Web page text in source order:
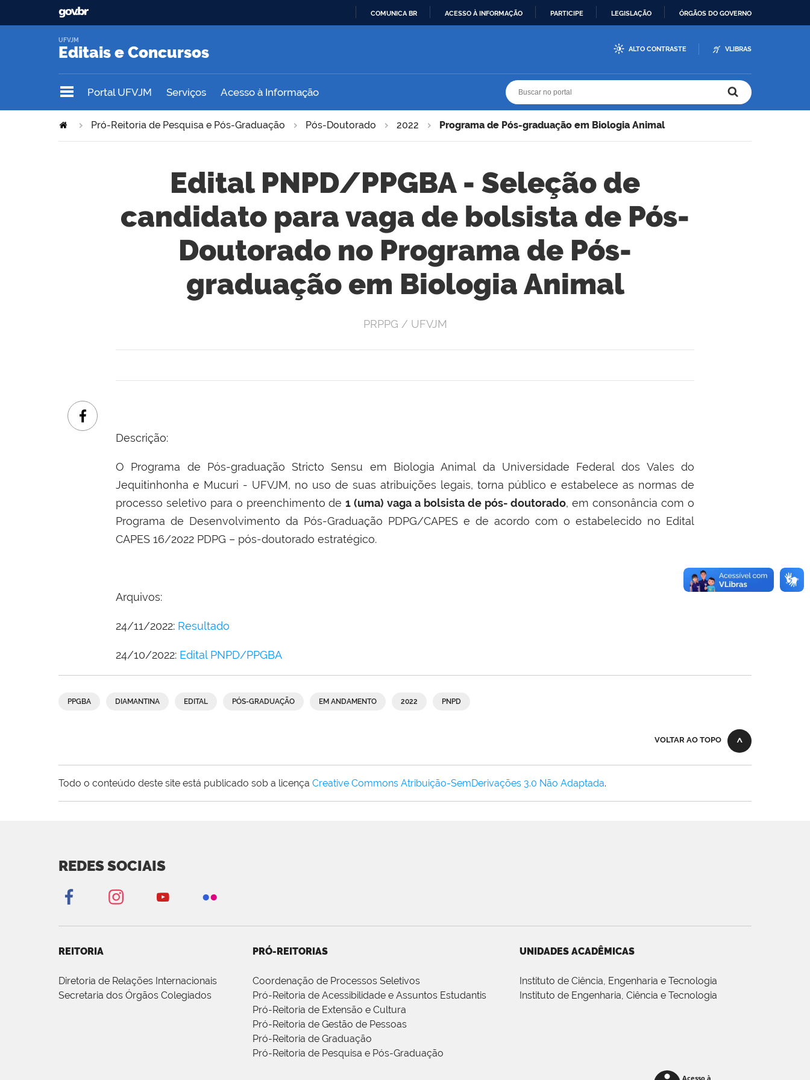
COMUNICA BR ACESSO À INFORMAÇÃO PARTICIPE LEGISLAÇÃO ÓRGÃOS DO GOVERNO
Editais e Concursos
UFVJM
ALTO CONTRASTE VLIBRAS
Portal UFVJM Serviços Acesso à Informação
Pró-Reitoria de Pesquisa e Pós-Graduação Pós-Doutorado 2022 Programa de Pós-graduação em Biologia Animal
Edital PNPD/PPGBA - Seleção de
candidato para vaga de bolsista de Pós-
Doutorado no Programa de Pós-
graduação em Biologia Animal
PRPPG / UFVJM
Descrição:
O Programa de Pós-graduação Stricto Sensu em Biologia Animal da Universidade Federal dos Vales do
Jequitinhonha e Mucuri - UFVJM, no uso de suas atribuições legais, torna público e estabelece as normas de
processo seletivo para o preenchimento de1 (uma) vaga a bolsista de pós- doutorado, em consonância com o
Programa de Desenvolvimento da Pós-Graduação PDPG/CAPES e de acordo com o estabelecido no Edital
CAPES 16/2022 PDPG – pós-doutorado estratégico.
Arquivos:
24/11/2022: Resultado
24/10/2022: Edital PNPD/PPGBA
PPGBA DIAMANTINA EDITAL PÓS-GRADUAÇÃO EM ANDAMENTO 2022 PNPD
VOLTAR AO TOPO
Todo o conteúdo deste site está publicado sob a licença Creative Commons Atribuição-SemDerivações 3.0 Não Adaptada.
REDES SOCIAIS
REITORIA
Diretoria de Relações Internacionais
Secretaria dos Órgãos Colegiados
PRÓ-REITORIAS
Coordenação de Processos Seletivos
Pró-Reitoria de Acessibilidade e Assuntos Estudantis
Pró-Reitoria de Extensão e Cultura
Pró-Reitoria de Gestão de Pessoas
Pró-Reitoria de Graduação
Pró-Reitoria de Pesquisa e Pós-Graduação
UNIDADES ACADÊMICAS
Instituto de Ciência, Engenharia e Tecnologia
Instituto de Engenharia, Ciência e Tecnologia